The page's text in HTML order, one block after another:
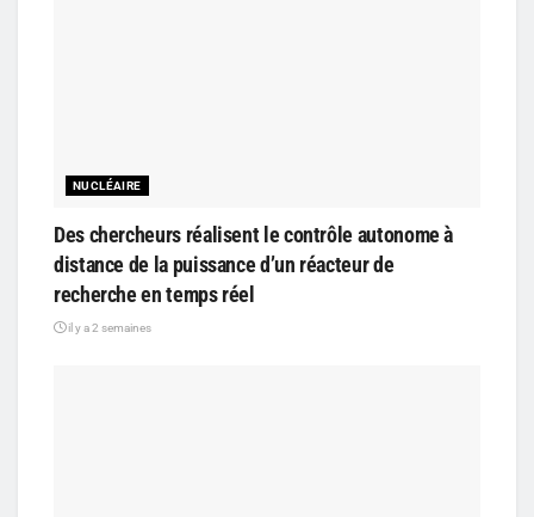
NUCLÉAIRE
Des chercheurs réalisent le contrôle autonome à
distance de la puissance d’un réacteur de
recherche en temps réel
il y a 2 semaines